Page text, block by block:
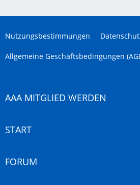
Nutzungsbestimmungen
Allgemeine Geschäftsbedingungen
AAA MITGLIED WERDEN
START
FORUM